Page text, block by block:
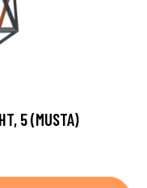
5 (MUSTA)